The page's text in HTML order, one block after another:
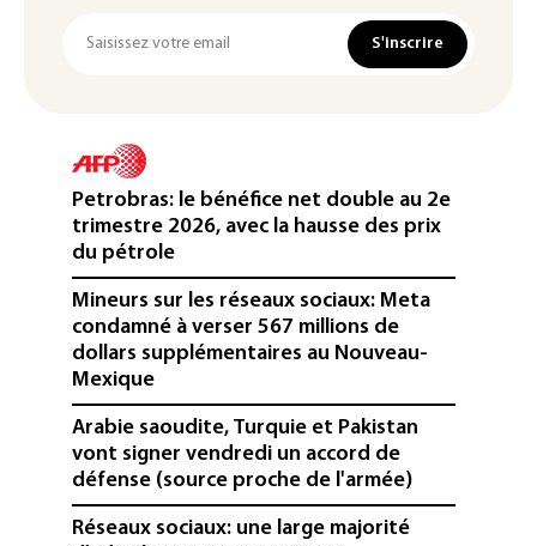
S'inscrire
Petrobras: le bénéfice net double au 2e
trimestre 2026, avec la hausse des prix
du pétrole
Mineurs sur les réseaux sociaux: Meta
condamné à verser 567 millions de
dollars supplémentaires au Nouveau-
Mexique
Arabie saoudite, Turquie et Pakistan
vont signer vendredi un accord de
défense (source proche de l'armée)
Réseaux sociaux: une large majorité